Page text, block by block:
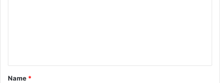
*
Name *